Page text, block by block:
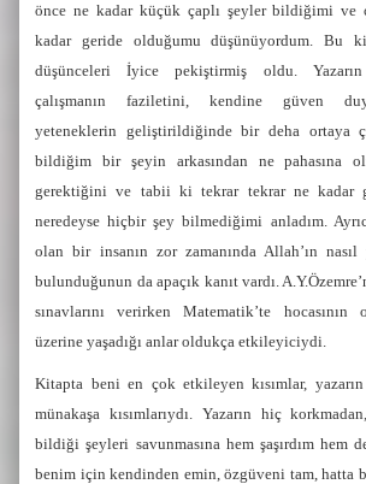
önce ne kadar küçük çaplı şeyler bildiğimi ve
kadar geride olduğumu düşünüyordum. Bu
düşünceleri İyice pekiştirmiş oldu.
çalışmanın faziletini, kendine güven
yeteneklerin geliştirildiğinde bir deha ortaya
bildiğim bir şeyin arkasından ne pahasına
gerektiğini ve tabii ki tekrar tekrar ne kadar
neredeyse hiçbir şey bilmediğimi anladım.
olan bir insanın zor zamanında Allah’ın
bulunduğunun da apaçık kanıt vardı.
sınavlarını verirken Matematik’te hocasının
üzerine yaşadığı anlar oldukça etkileyiciydi.
Kitapta beni en çok etkileyen kısımlar,
münakaşa kısımlarıydı. Yazarın hiç
bildiği şeyleri savunmasına hem şaşırdım hem
benim için kendinden emin, özgüveni tam, hatta